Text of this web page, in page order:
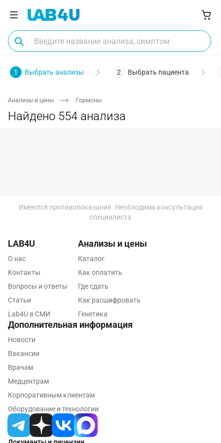
1 Выбрать анализы 2 Выбрать пациента
Анализы и цены Гормоны
Найдено 554 анализа
Москва
Казань
Альметьевск
Армавир
Барнаул
Великий Новгород
Имеются противопоказания. Необходима консультация
специалиста
LAB4U
О нас
Контакты
Вопросы и ответы
Статьи
Lab4U в СМИ
Анализы и цены
Каталог
Как оплатить
Где сдать
Как расшифровать
Генетика
Дополнительная информация
Новости
Вакансии
Врачам
Медцентрам
Корпоративным клиентам
Оборудование и технологии